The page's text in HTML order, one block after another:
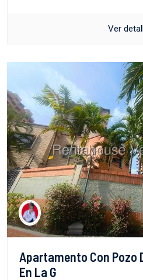
Ver
Apartamento Con Pozo
En La G